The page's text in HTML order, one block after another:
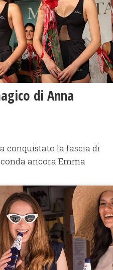
di Anna
conquistato la fascia di
ancora Emma